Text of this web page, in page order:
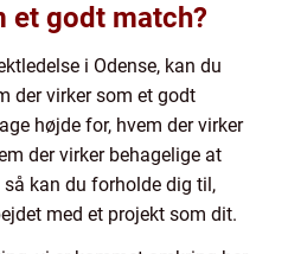
et godt match?
i Odense, kan du
der virker som et godt
højde for, hvem der virker
der virker behagelige at
kan du forholde dig til,
med et projekt som dit.